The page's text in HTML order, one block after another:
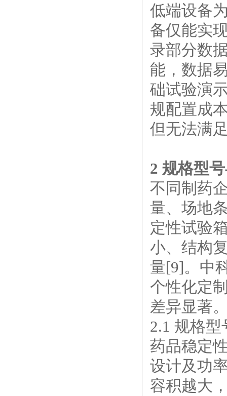
低端设备
备仅能实
录部分数
能，数据
础试验演
规配置成
但无法满
2 规格型
不同制药
量、场地
定性试验
小、结构
量[9]。中
个性化定
差异显著
2.1 规格
药品稳定
设计及功
容积越大